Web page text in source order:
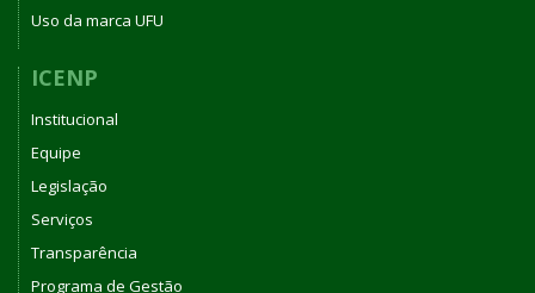
Uso da marca UFU
ICENP
Institucional
Equipe
Legislação
Serviços
Transparência
Programa de Gestão